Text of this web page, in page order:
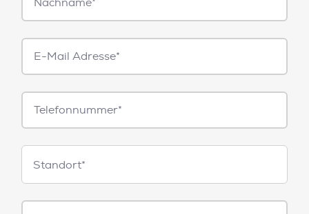
E-
Mail*
Telefonnummer
Standorte
Standort*
Freitext